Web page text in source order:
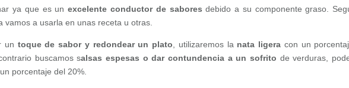
ya que es unexcelente conductor de sabores debido a su componente graso.
vamos a usarla en unas receta u otras.
un toque de sabor y redondear un plato , utilizaremos la nata ligera con un
buscamos salsas espesas o dar contundencia a un sofrito de verduras,
porcentaje del 20%.